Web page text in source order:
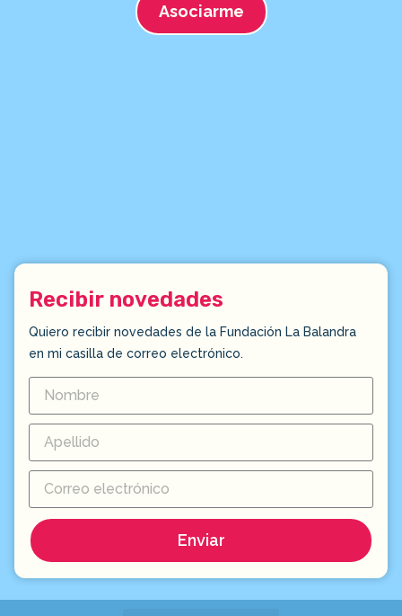
Asociarme
Recibir novedades
Quiero recibir novedades de la Fundación La Balandra
en mi casilla de correo electrónico.
Enviar